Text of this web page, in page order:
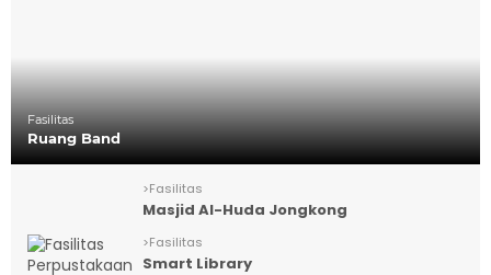
Fasilitas
Ruang Band
>Fasilitas
Masjid Al-Huda Jongkong
>Fasilitas
Smart Library